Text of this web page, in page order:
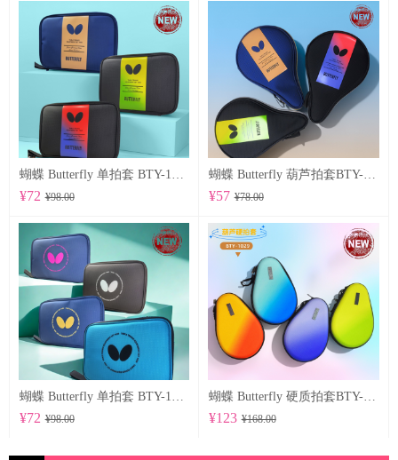
¥72 ¥98.00
蝴蝶 Butterfly 葫芦拍套BTY-1026
¥57 ¥78.00
¥72 ¥98.00
蝴蝶 Butterfly 硬质拍套BTY-1029
¥123 ¥168.00